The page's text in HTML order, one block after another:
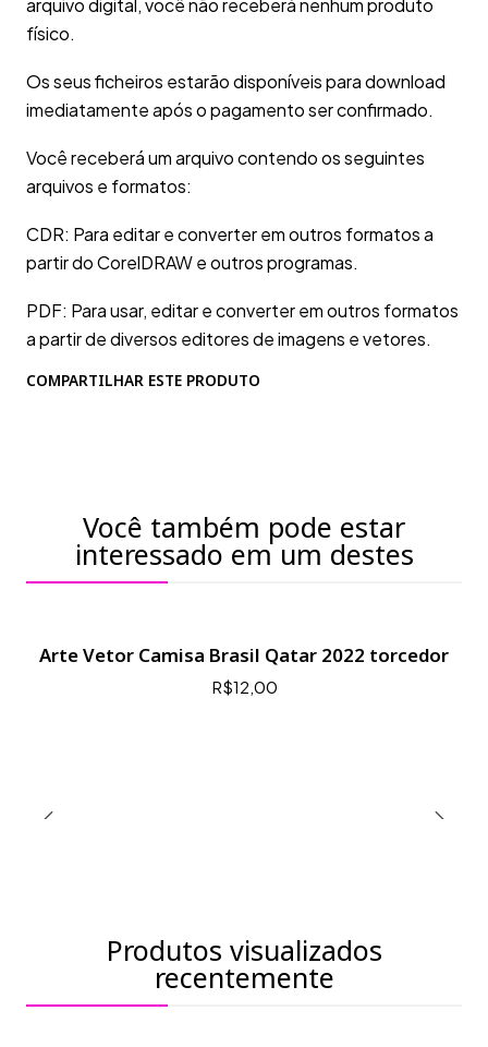
arquivo digital, você não receberá nenhum produto
físico.
Os seus ficheiros estarão disponíveis para download
imediatamente após o pagamento ser confirmado.
Você receberá um arquivo contendo os seguintes
arquivos e formatos:
CDR: Para editar e converter em outros formatos a
partir do CorelDRAW e outros programas.
PDF: Para usar, editar e converter em outros formatos
a partir de diversos editores de imagens e vetores.
COMPARTILHAR ESTE PRODUTO
Você também pode estar
interessado em um destes
Arte Vetor Camisa Brasil Qatar 2022 torcedor
R$12,00
Produtos visualizados
recentemente